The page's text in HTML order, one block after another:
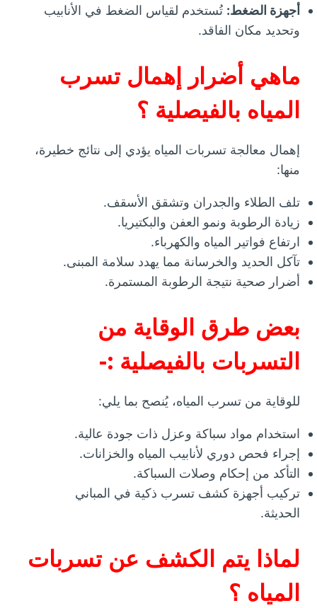
أجهزة الضغط: تُستخدم لقياس الضغط في الأنابيب
وتحديد مكان الفاقد.
ماهي أضرار إهمال تسرب
المياه بالفيصلية ؟
إهمال معالجة تسربات المياه يؤدي إلى نتائج خطيرة،
منها:
تلف الطلاء والجدران وتشقق الأسقف.
زيادة الرطوبة ونمو العفن والبكتيريا.
ارتفاع فواتير المياه والكهرباء.
تآكل الحديد والخرسانة مما يهدد سلامة المبنى.
أضرار صحية نتيجة الرطوبة المستمرة.
بعض طرق الوقاية من
التسربات بالفيصلية :-
للوقاية من تسرب المياه، يُنصح بما يلي:
استخدام مواد سباكة وعزل ذات جودة عالية.
إجراء فحص دوري لأنابيب المياه والخزانات.
التأكد من إحكام وصلات السباكة.
تركيب أجهزة كشف تسرب ذكية في المباني
الحديثة.
لماذا يتم الكشف عن تسربات
المياه ؟